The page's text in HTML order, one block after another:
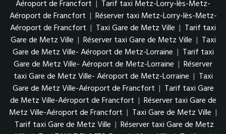
Aéroport de Francfort | Tarif taxi Metz-Lorry-lès-Metz-
Aéroport de Francfort | Réserver taxi Metz-Lorry-lès-Metz-
Aéroport de Francfort | Taxi Gare de Metz Ville | Tarif taxi
Gare de Metz Ville | Réserver taxi Gare de Metz Ville | Taxi
Gare de Metz Ville- Aéroport de Metz-Lorraine | Tarif taxi
Gare de Metz Ville- Aéroport de Metz-Lorraine | Réserver
taxi Gare de Metz Ville- Aéroport de Metz-Lorraine | Taxi
Gare de Metz Ville-Aéroport de Francfort | Tarif taxi Gare
de Metz Ville-Aéroport de Francfort | Réserver taxi Gare de
Metz Ville-Aéroport de Francfort | Taxi Gare de Metz Ville |
Tarif taxi Gare de Metz Ville | Réserver taxi Gare de Metz